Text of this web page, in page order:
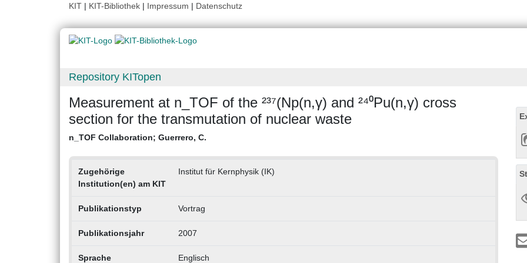
KIT | KIT-Bibliothek | Impressum | Datenschutz
Repository KITopen
Measurement at n_TOF of the ²³⁷(Np(n,γ) and ²⁴⁰Pu(n,γ) cross
section for the transmutation of nuclear waste
n_TOF Collaboration; Guerrero, C.
Zugehörige
Institution(en) am KIT
Institut für Kernphysik (IK)
Publikationstyp Vortrag
Publikationsjahr 2007
Sprache Englisch